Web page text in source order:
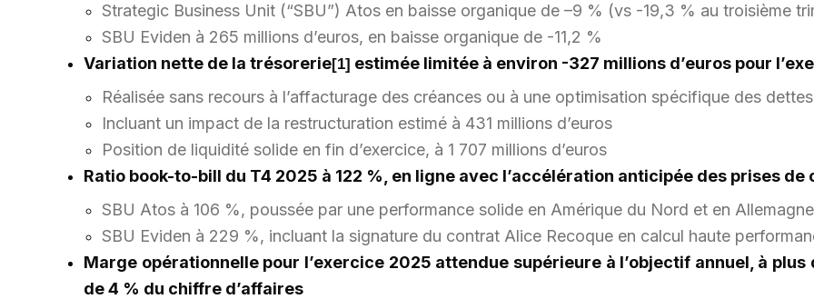
Strategic Business Unit (“SBU”) Atos en baisse organique de –9 % (vs -19,3 % au troisième
SBU Eviden à 265 millions d’euros, en baisse organique de -11,2 %
Variation nette de la trésorerie[1] estimée limitée à environ -327 millions d’euros pour
Réalisée sans recours à l’affacturage des créances ou à une optimisation spécifique des
Incluant un impact de la restructuration estimé à 431 millions d’euros
Position de liquidité solide en fin d’exercice, à 1 707 millions d’euros
Ratio book-to-bill du T4 2025 à 122 %, en ligne avec l’accélération anticipée des prises de
SBU Atos à 106 %, poussée par une performance solide en Amérique du Nord et en Allemagne
SBU Eviden à 229 %, incluant la signature du contrat Alice Recoque en calcul haute
Marge opérationnelle pour l’exercice 2025 attendue supérieure à l’objectif annuel, à
de 4 % du chiffre d’affaires